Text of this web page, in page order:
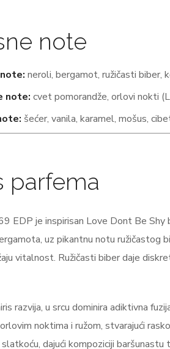
note
neroli, bergamot, ružičasti biber,
note: cvet pomorandže, orlovi nokti
šećer, vanila, karamel, mošus,
parfema
EDP je inspirisan Love Dont Be
uz pikantnu notu ružičastog
vitalnost. Ružičasti biber daje
razvija, u srcu dominira adiktivna
noktima i ružom, stvarajući
dajući kompoziciji